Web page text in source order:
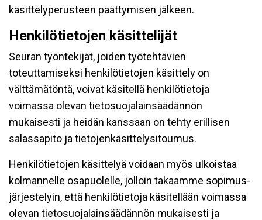
käsittelyperusteen päättymisen jälkeen.
Henkilötietojen käsittelijät
Seuran työntekijät, joiden työtehtävien
toteuttamiseksi henkilötietojen käsittely on
välttämätöntä, voivat käsitellä henkilötietoja
voimassa olevan tietosuojalainsäädännön
mukaisesti ja heidän kanssaan on tehty erillisen
salassapito ja tietojenkäsittelysitoumus.
Henkilötietojen käsittelyä voidaan myös ulkoistaa
kolmannelle osapuolelle, jolloin takaamme sopimus-
järjestelyin, että henkilötietoja käsitellään voimassa
olevan tietosuojalainsäädännön mukaisesti ja